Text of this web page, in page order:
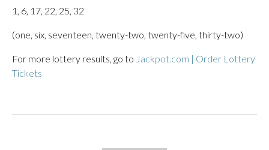
1, 6, 17, 22, 25, 32
(one, six, seventeen, twenty-two, twenty-five, thirty-two)
For more lottery results, go to Jackpot.com | Order Lottery
Tickets